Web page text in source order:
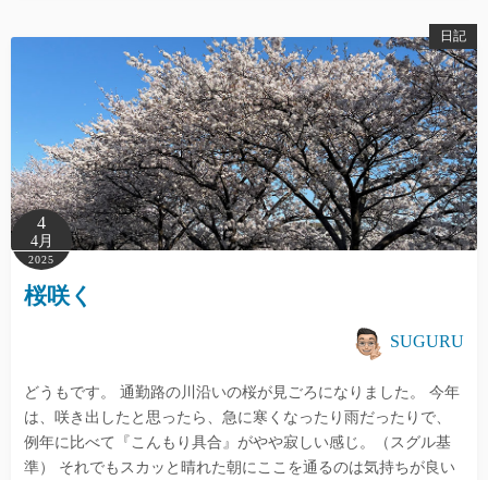
日記
4
4月
2025
桜咲く
SUGURU
どうもです。 通勤路の川沿いの桜が見ごろになりました。 今年
は、咲き出したと思ったら、急に寒くなったり雨だったりで、
例年に比べて『こんもり具合』がやや寂しい感じ。（スグル基
準） それでもスカッと晴れた朝にここを通るのは気持ちが良い